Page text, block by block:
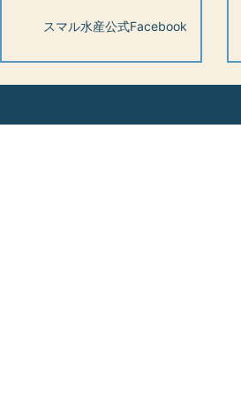
スマル水産公式Facebook